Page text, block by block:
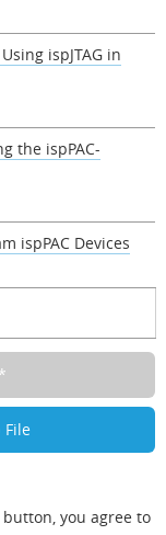
ispJTAG in
the ispPAC-
ispPAC Devices
you agree to